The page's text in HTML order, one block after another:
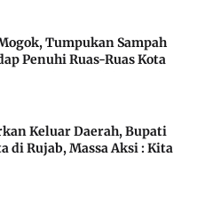
Tumpukan Sampah
Penuhi Ruas-Ruas Kota
Keluar Daerah, Bupati
di Rujab, Massa Aksi : Kita